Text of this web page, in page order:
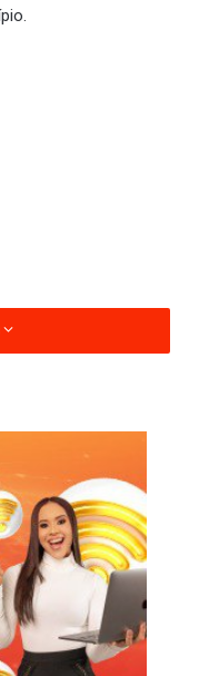
São Bento